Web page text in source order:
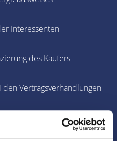
Interessenten
des Käufers
Vertragsverhandlungen
Kaufvertrages/Mietvertrages